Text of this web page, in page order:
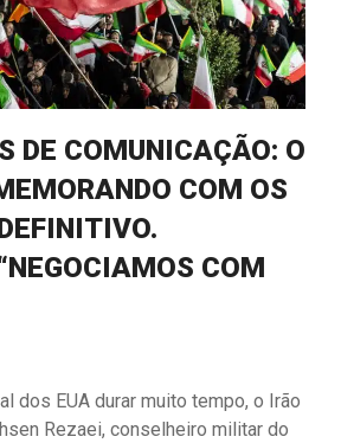
DE COMUNICAÇÃO: O
COM OS
COM
dos EUA durar muito tempo, o Irão
Rezaei, conselheiro militar do